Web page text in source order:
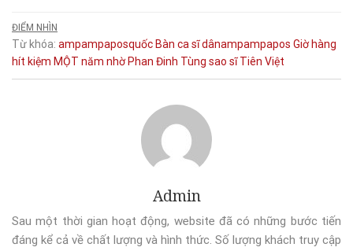
ĐIỂM NHÌN
Từ khóa: ampampaposquốc Bàn ca sĩdânampampapos Giờ hàng
hít kiệm MỘT năm nhờ Phan Đinh Tùng sao sĩ Tiên Việt
Admin
Sau một thời gian hoạt động, website đã có những bước tiến
đáng kể cả về chất lượng và hình thức. Số lượng khách truy cập